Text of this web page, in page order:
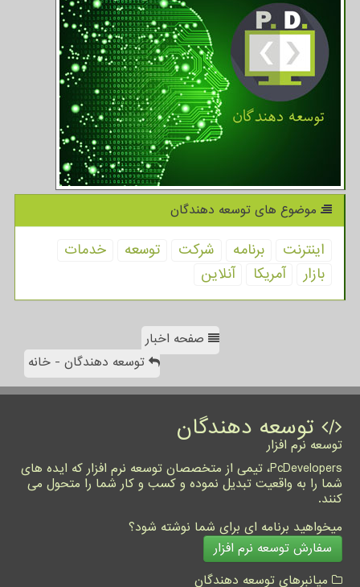
موضوع های توسعه دهندگان
اینترنت برنامه شركت توسعه
خدمات
بازار
آمریكا آنلاین
صفحه اخبار
توسعه دهندگان - خانه
توسعه دهندگان
توسعه نرم افزار
PcDevelopers، تیمی از متخصصان توسعه نرم افزار که ایده های
شما را به واقعیت تبدیل نموده و کسب و کار شما را متحول می
کنند.
میخواهید برنامه ای برای شما نوشته شود؟
سفارش توسعه نرم افزار
میانبرهای توسعه دهندگان